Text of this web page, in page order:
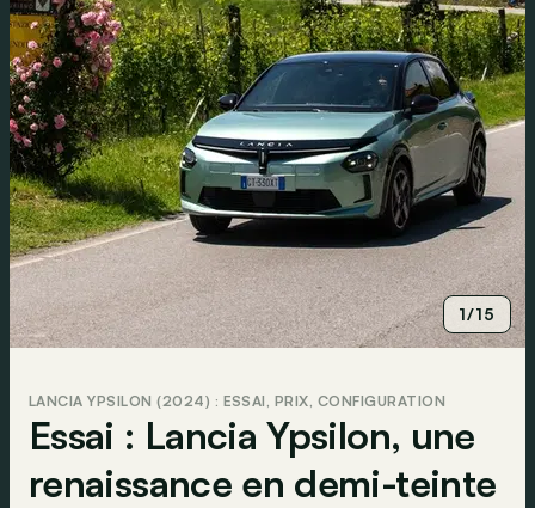
1/15
LANCIA YPSILON (2024) : ESSAI, PRIX, CONFIGURATION
Essai : Lancia Ypsilon, une
renaissance en demi-teinte